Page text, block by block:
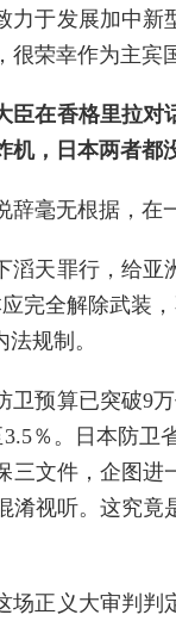
力于发展加中
荣幸作为主宾
臣在香格里拉
机，日本两者
辞毫无根据，
滔天罪行，给
完全解除武装
规制。
卫预算已突破9
％。日本防
三文件，企图
淆视听。这究
场正义大审判